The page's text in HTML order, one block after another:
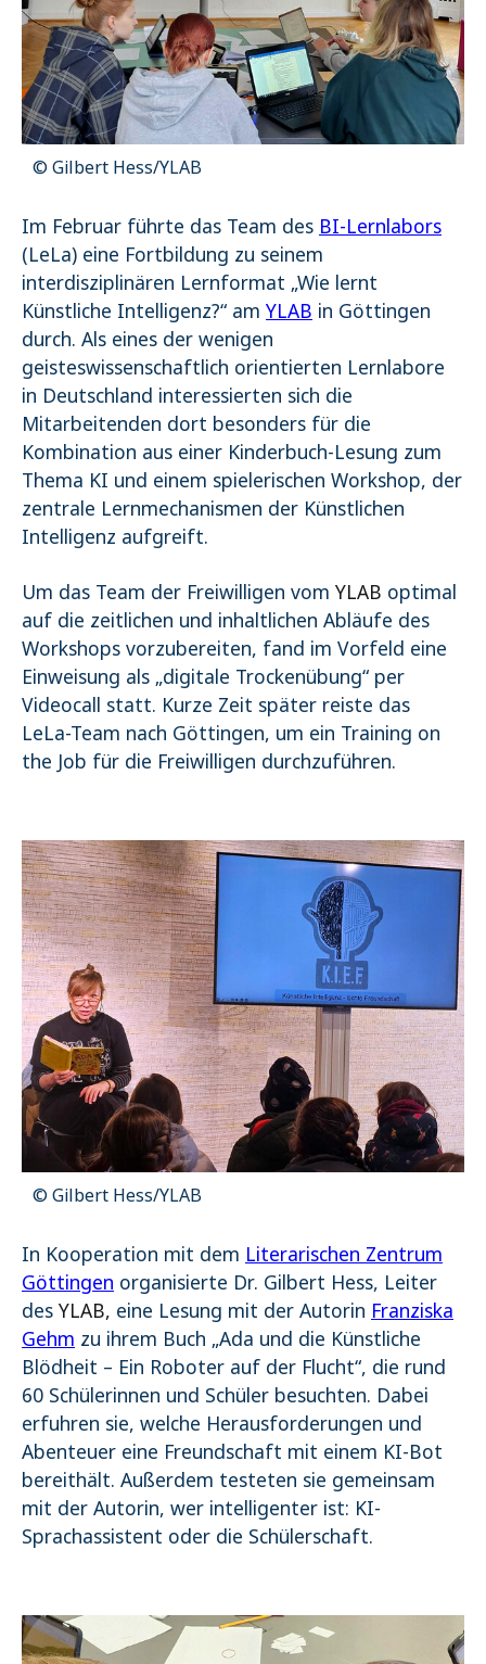
© Gilbert Hess/YLAB
Im Februar führte das Team des BI-Lernlabors
(LeLa) eine Fortbildung zu seinem
interdisziplinären Lernformat „Wie lernt
Künstliche Intelligenz?“ am YLAB in Göttingen
durch. Als eines der wenigen
geisteswissenschaftlich orientierten Lernlabore
in Deutschland interessierten sich die
Mitarbeitenden dort besonders für die
Kombination aus einer Kinderbuch-Lesung zum
Thema KI und einem spielerischen Workshop, der
zentrale Lernmechanismen der Künstlichen
Intelligenz aufgreift.
Um das Team der Freiwilligen vom YLAB optimal
auf die zeitlichen und inhaltlichen Abläufe des
Workshops vorzubereiten, fand im Vorfeld eine
Einweisung als „digitale Trockenübung“ per
Videocall statt. Kurze Zeit später reiste das
LeLa-Team nach Göttingen, um ein Training on
the Job für die Freiwilligen durchzuführen.
© Gilbert Hess/YLAB
In Kooperation mit dem Literarischen Zentrum
Göttingen organisierte Dr. Gilbert Hess, Leiter
des YLAB, eine Lesung mit der Autorin Franziska
Gehm zu ihrem Buch „Ada und die Künstliche
Blödheit – Ein Roboter auf der Flucht“, die rund
60 Schülerinnen und Schüler besuchten. Dabei
erfuhren sie, welche Herausforderungen und
Abenteuer eine Freundschaft mit einem KI-Bot
bereithält. Außerdem testeten sie gemeinsam
mit der Autorin, wer intelligenter ist: KI-
Sprachassistent oder die Schülerschaft.
Es werden keine Daten an Drittanbieter übermittelt.
Matomo
Name:
_pk_id.1.4143
Cookie Laufzeit:
Name:
_pk_ses.1.4143